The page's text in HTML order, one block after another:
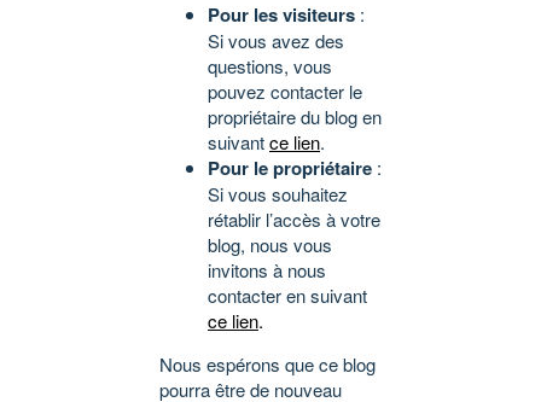
Pour les visiteurs :
Si vous avez des
questions, vous
pouvez contacter le
propriétaire du blog en
suivantce lien.
Pour le propriétaire :
Si vous souhaitez
rétablir l’accès à votre
blog, nous vous
invitons à nous
contacter en suivant
ce lien.
Nous espérons que ce blog
pourra être de nouveau